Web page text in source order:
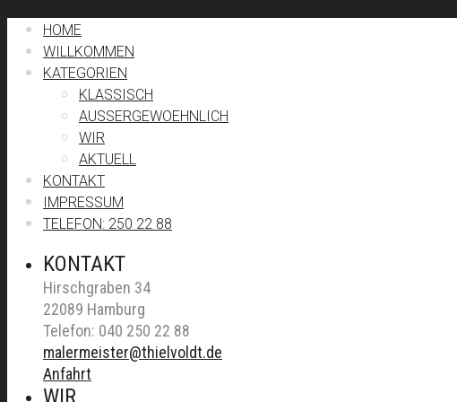
HOME
WILLKOMMEN
KATEGORIEN
KLASSISCH
AUSSERGEWOEHNLICH
WIR
AKTUELL
KONTAKT
IMPRESSUM
TELEFON: 250 22 88
KONTAKT
Hirschgraben 34
22089 Hamburg
Telefon: 040 250 22 88
malermeister@thielvoldt.de
Anfahrt
WIR